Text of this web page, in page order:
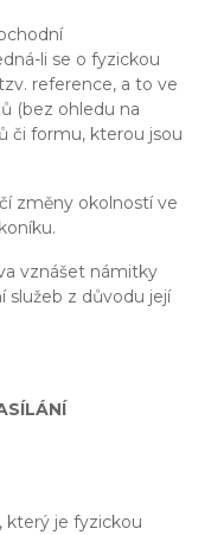
li se o fyzickou
reference, a to ve
(bez ohledu na
či formu, kterou jsou
změny okolností ve
vznášet námitky
služeb z důvodu její
který je fyzickou